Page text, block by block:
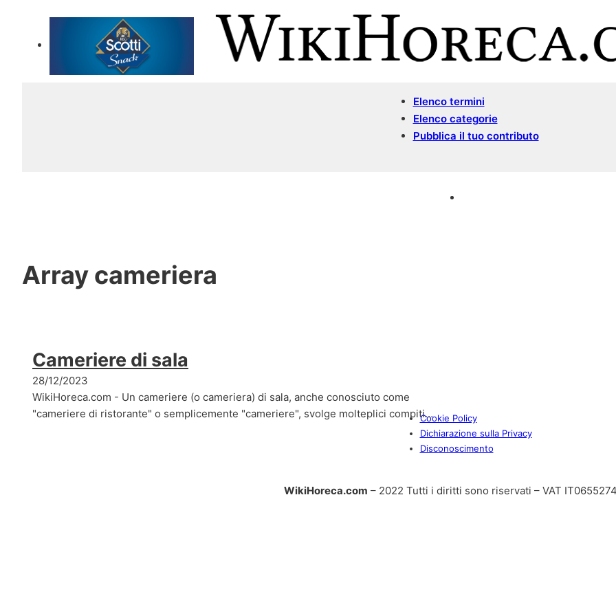
Elenco termini
Elenco categorie
Pubblica il tuo contributo
Array cameriera
Cameriere di sala
28/12/2023
WikiHoreca.com - Un cameriere (o cameriera) di sala, anche conosciuto come
"cameriere di ristorante" o semplicemente "cameriere", svolge molteplici compiti…Cookie Policy
Dichiarazione sulla Privacy
Disconoscimento
WikiHoreca.com – 2022 Tutti i diritti sono riservati – VAT